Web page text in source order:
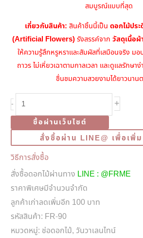
สมบูรณ์แบบที่สุด
เกี่ยวกับสินค้า: สินค้าชิ้นนี้เป็น ดอกไม้ปร
(Artificial Flowers)รังสรรค์จาก วัสดุเนื้อผ้
ให้ความรู้สึกหรูหราและสัมผัสที่เสมือนจริง ม
ถาวร ไม่เหี่ยวเฉาตามกาลเวลา และดูแลรักษา
ชื่นชมความสวยงามได้ยาวนาน
-
จำนวน
MIDNIGHT
12
BOUQUET
ชิ้น
+
ซื้อผ่านเว็บไซต์
สั่งซื้อผ่าน LINE@ เพื่อเพิ่ม
วิธีการสั่งซื้อ
สั่งซื้อดอกไม้ผ่านทาง LINE : @FRME
ราคาพิเศษมีจำนวนจำกัด
ลูกค้าเก่าลดเพิ่มอีก 100 บาท
รหัสสินค้า: FR-90
หมวดหมู่: ช่อดอกไม้, วันวาเลนไทน์